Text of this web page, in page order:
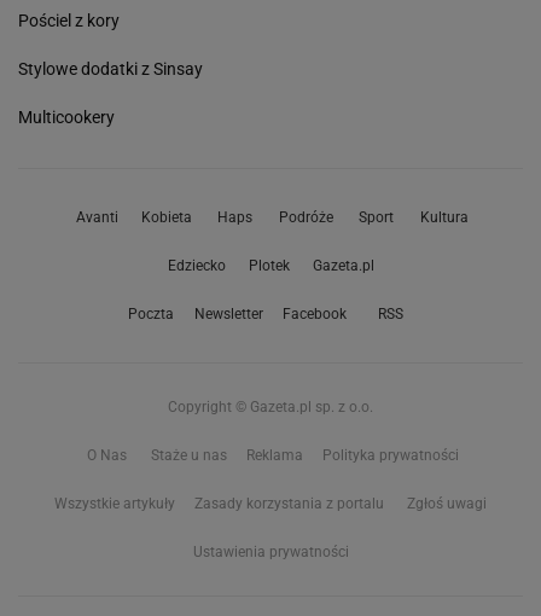
Pościel z kory
Stylowe dodatki z Sinsay
Multicookery
Avanti Kobieta Haps Podróże Sport Kultura
Edziecko Plotek Gazeta.pl
Poczta Newsletter Facebook RSS
Copyright © Gazeta.pl sp. z o.o.
O Nas Staże u nas Reklama Polityka prywatności
Wszystkie artykuły Zasady korzystania z portalu Zgłoś uwagi
Ustawienia prywatności